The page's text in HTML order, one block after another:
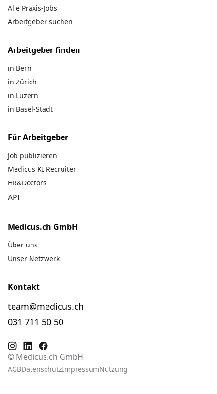
Alle Praxis-Jobs
Arbeitgeber suchen
Arbeitgeber finden
in Bern
in Zürich
in Luzern
in Basel-Stadt
Für Arbeitgeber
Job publizieren
Medicus KI Recruiter
HR&Doctors
API
Medicus.ch GmbH
Über uns
Unser Netzwerk
Kontakt
team@medicus.ch
031 711 50 50
© Medicus.ch GmbH
AGBDatenschutzImpressumNutzung